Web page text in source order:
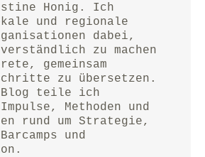
Honig. Ich
und regionale
dabei,
zu machen
gemeinsam
zu übersetzen.
Blog teile ich
Methoden und
rund um Strategie,
und